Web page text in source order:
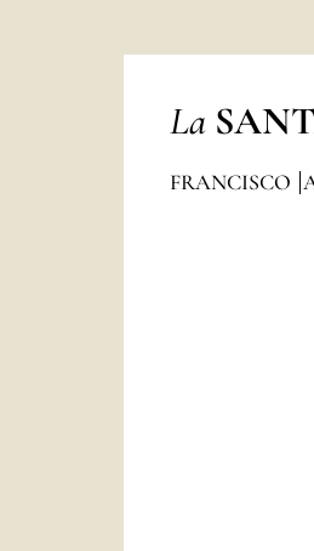
La
FRANCISCO